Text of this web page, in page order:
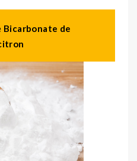
Bicarbonate de